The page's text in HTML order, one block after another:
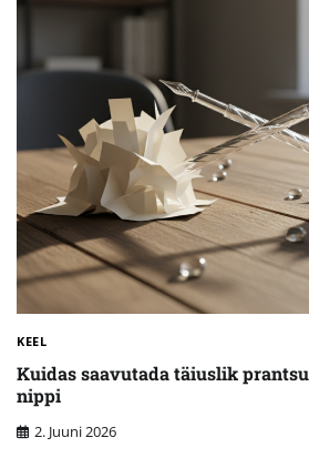
KEEL
Kuidas saavutada täiuslik
nippi
2. Juuni 2026